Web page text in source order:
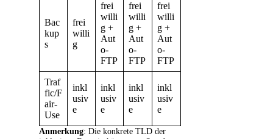
Bac
kup
s
frei
willi
g
frei
willi
g +
Aut
o-
FTP
frei
willi
g +
Aut
o-
FTP
frei
willi
g +
Aut
o-
FTP
Traf
fic/F
air-
Use
inkl
usiv
e
inkl
usiv
e
inkl
usiv
e
inkl
usiv
e
Anmerkung: Die konkrete TLD der